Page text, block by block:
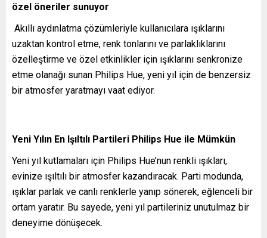
özel öneriler sunuyor
Akıllı aydınlatma çözümleriyle kullanıcılara ışıklarını
uzaktan kontrol etme, renk tonlarını ve parlaklıklarını
özelleştirme ve özel etkinlikler için ışıklarını senkronize
etme olanağı sunan Philips Hue, yeni yıl için de benzersiz
bir atmosfer yaratmayı vaat ediyor.
Yeni Yılın En Işıltılı Partileri Philips Hue ile Mümkün
Yeni yıl kutlamaları için Philips Hue’nun renkli ışıkları,
evinize ışıltılı bir atmosfer kazandıracak. Parti modunda,
ışıklar parlak ve canlı renklerle yanıp sönerek, eğlenceli bir
ortam yaratır. Bu sayede, yeni yıl partileriniz unutulmaz bir
deneyime dönüşecek.